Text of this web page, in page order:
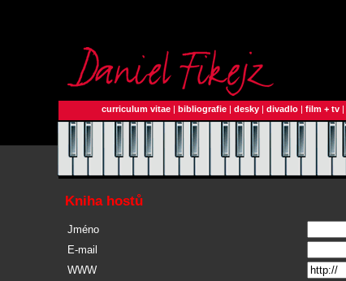
curriculum vitae | bibliografie | desky | divadlo | film + tv |
Kniha hostů
Jméno
E-mail
WWW